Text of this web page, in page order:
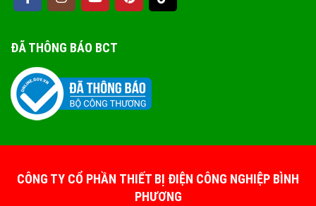
ĐÃ THÔNG BÁO BCT
CÔNG TY CỔ PHẦN THIẾT BỊ ĐIỆN CÔNG NGHIỆP BÌNH
PHƯƠNG